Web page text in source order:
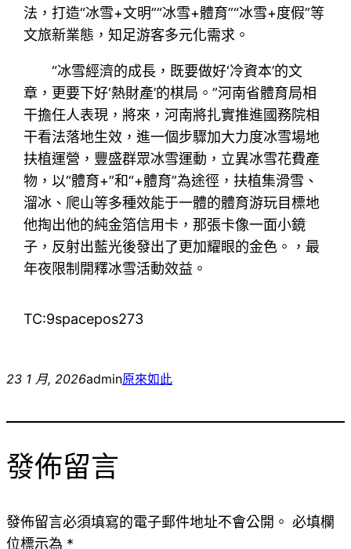
法，打造“冰雪+文明”“冰雪+體育”“冰雪+度假”等
文旅新業態，知足游客多元化需求。
“冰雪經濟的成長，既要做好‘冷資本’的文
章，更要下好‘熱財產’的棋局。”河南省體育局相
干擔任人表現，將來，河南將扎實推進國務院相
干看法落地生效，進一個步驟加大力度冰雪場地
扶植運營，豐盛群眾冰雪運動，立異冰雪花費產
物，以“體育+”和“+體育”為途徑，扶植集滑雪、
溜冰、爬山等多種效能于一體的體育游玩目標地
他掏出他的純金箔信用卡，那張卡像一面小鏡
子，反射出藍光後發出了更加耀眼的金色。，最
年夜限制開釋冰雪活動效益。
TC:9spacepos273
23 1 月, 2026admin原來如此
發佈留言
發佈留言必須填寫的電子郵件地址不會公開。 必填欄
位標示為 *